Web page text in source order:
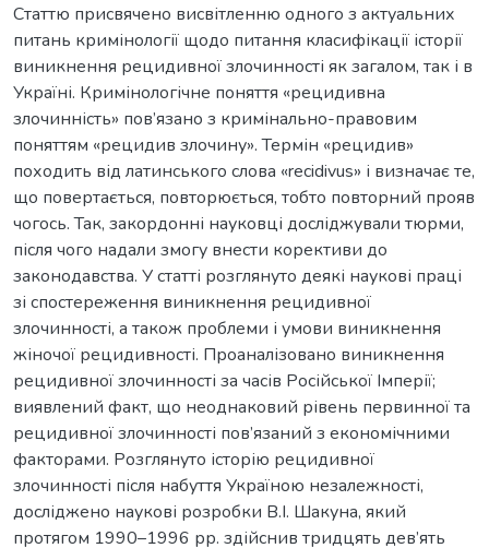
Статтю присвячено висвітленню одного з актуальних
питань кримінології щодо питання класифікації історії
виникнення рецидивної злочинності як загалом, так і в
Україні. Кримінологічне поняття «рецидивна
злочинність» пов’язано з кримінально-правовим
поняттям «рецидив злочину». Термін «рецидив»
походить від латинського слова «recidivus» і визначає те,
що повертається, повторюється, тобто повторний прояв
чогось. Так, закордонні науковці досліджували тюрми,
після чого надали змогу внести корективи до
законодавства. У статті розглянуто деякі наукові праці
зі спостереження виникнення рецидивної
злочинності, а також проблеми і умови виникнення
жіночої рецидивності. Проаналізовано виникнення
рецидивної злочинності за часів Російської Імперії;
виявлений факт, що неоднаковий рівень первинної та
рецидивної злочинності пов’язаний з економічними
факторами. Розглянуто історію рецидивної
злочинності після набуття Україною незалежності,
досліджено наукові розробки В.І. Шакуна, який
протягом 1990–1996 рр. здійснив тридцять дев’ять